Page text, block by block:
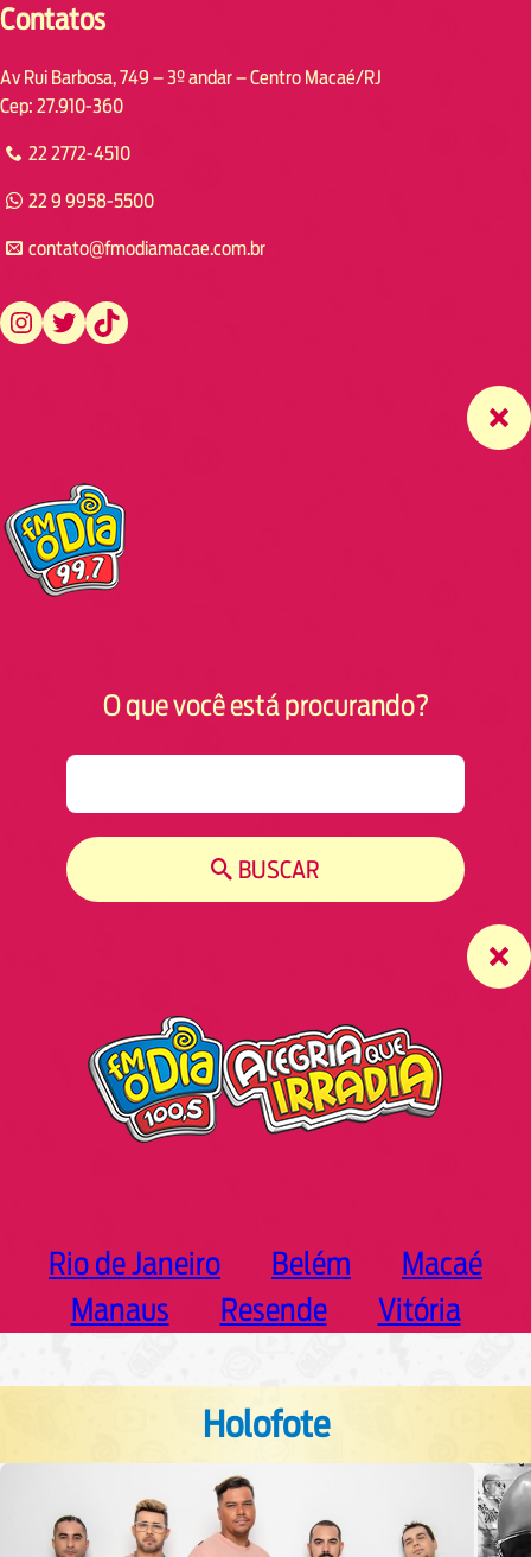
Contatos
Av Rui Barbosa, 749 – 3º andar – Centro Macaé/RJ
Cep: 27.910-360
22 2772-4510
22 9 9958-5500
contato@fmodiamacae.com.br
https://www.instagram.com/fmodia.macae/ https://twitter.com/fmodia.macae/ https://www.tiktok.com/@fmodia.macae
O que você está procurando?
BUSCAR
Rio de Janeiro Belém
Macaé
Manaus
Resende Vitória
Holofote